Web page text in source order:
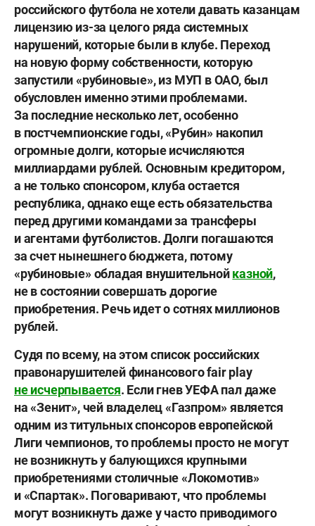
российского футбола не хотели давать казанцам
лицензию из-за целого ряда системных
нарушений, которые были в клубе. Переход
на новую форму собственности, которую
запустили «рубиновые», из МУП в ОАО, был
обусловлен именно этими проблемами.
За последние несколько лет, особенно
в постчемпионские годы, «Рубин» накопил
огромные долги, которые исчисляются
миллиардами рублей. Основным кредитором,
а не только спонсором, клуба остается
республика, однако еще есть обязательства
перед другими командами за трансферы
и агентами футболистов. Долги погашаются
за счет нынешнего бюджета, потому
«рубиновые» обладая внушительнойказной,
не в состоянии совершать дорогие
приобретения. Речь идет о сотнях миллионов
рублей.
Судя по всему, на этом список российских
правонарушителей финансового fair play
не исчерпывается. Если гнев УЕФА пал даже
на «Зенит», чей владелец «Газпром» является
одним из титульных спонсоров европейской
Лиги чемпионов, то проблемы просто не могут
не возникнуть у балующихся крупными
приобретениями столичные «Локомотив»
и «Спартак». Поговаривают, что проблемы
могут возникнуть даже у часто приводимого